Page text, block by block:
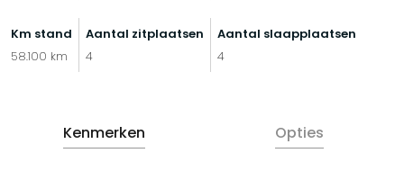
Km stand
58.100 km
Aantal zitplaatsen
4
Aantal slaapplaatsen
4
Kenmerken Opties